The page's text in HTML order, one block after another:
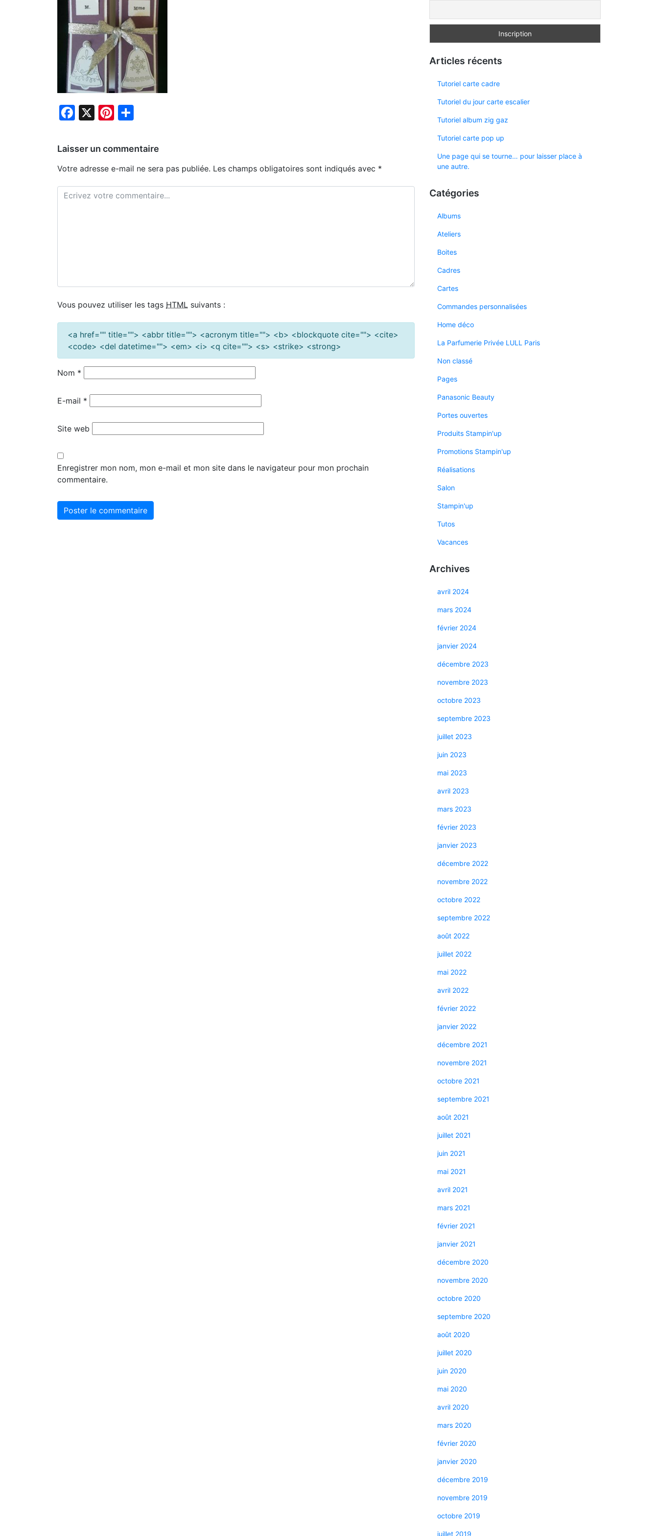
Facebook
X Pinterest
Laisser un commentaire
Votre adresse e-mail ne sera pas publiée. Les champs obligatoires sont indiqués avec *
Vous pouvez utiliser les tags HTML suivants :
<a href="" title=""> <abbr title=""> <acronym title=""> <b> <blockquote cite=""> <cite>
<code> <del datetime=""> <em> <i> <q cite=""> <s> <strike> <strong>
Nom *
E-mail *
Site web
Enregistrer mon nom, mon e-mail et mon site dans le navigateur pour mon prochain
commentaire.
Articles récents
Tutoriel carte cadre
Tutoriel du jour carte escalier
Tutoriel album zig gaz
Tutoriel carte pop up
Une page qui se tourne… pour laisser place à
une autre.
Catégories
Albums
Ateliers
Boites
Cadres
Cartes
Commandes personnalisées
Home déco
La Parfumerie Privée LULL Paris
Non classé
Pages
Panasonic Beauty
Portes ouvertes
Produits Stampin'up
Promotions Stampin'up
Réalisations
Salon
Stampin'up
Tutos
Vacances
Archives
avril 2024
mars 2024
février 2024
janvier 2024
décembre 2023
novembre 2023
octobre 2023
septembre 2023
juillet 2023
juin 2023
mai 2023
avril 2023
mars 2023
février 2023
janvier 2023
décembre 2022
novembre 2022
octobre 2022
septembre 2022
août 2022
juillet 2022
mai 2022
avril 2022
février 2022
janvier 2022
décembre 2021
novembre 2021
octobre 2021
septembre 2021
août 2021
juillet 2021
juin 2021
mai 2021
avril 2021
mars 2021
février 2021
janvier 2021
décembre 2020
novembre 2020
octobre 2020
septembre 2020
août 2020
juillet 2020
juin 2020
mai 2020
avril 2020
mars 2020
février 2020
janvier 2020
décembre 2019
novembre 2019
octobre 2019
juillet 2019